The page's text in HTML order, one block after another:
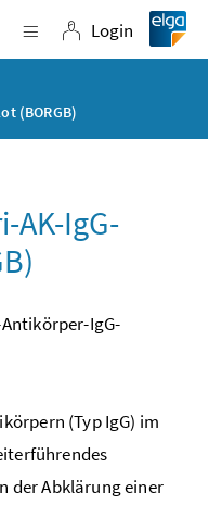
Navigation
Login
Login
(BORGB)
AK-IgG-
IgG-
(Typ IgG) im
der Abklärung einer